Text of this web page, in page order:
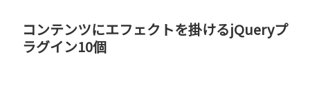
コンテンツにエフェクトを掛けるjQueryプ
ラグイン10個